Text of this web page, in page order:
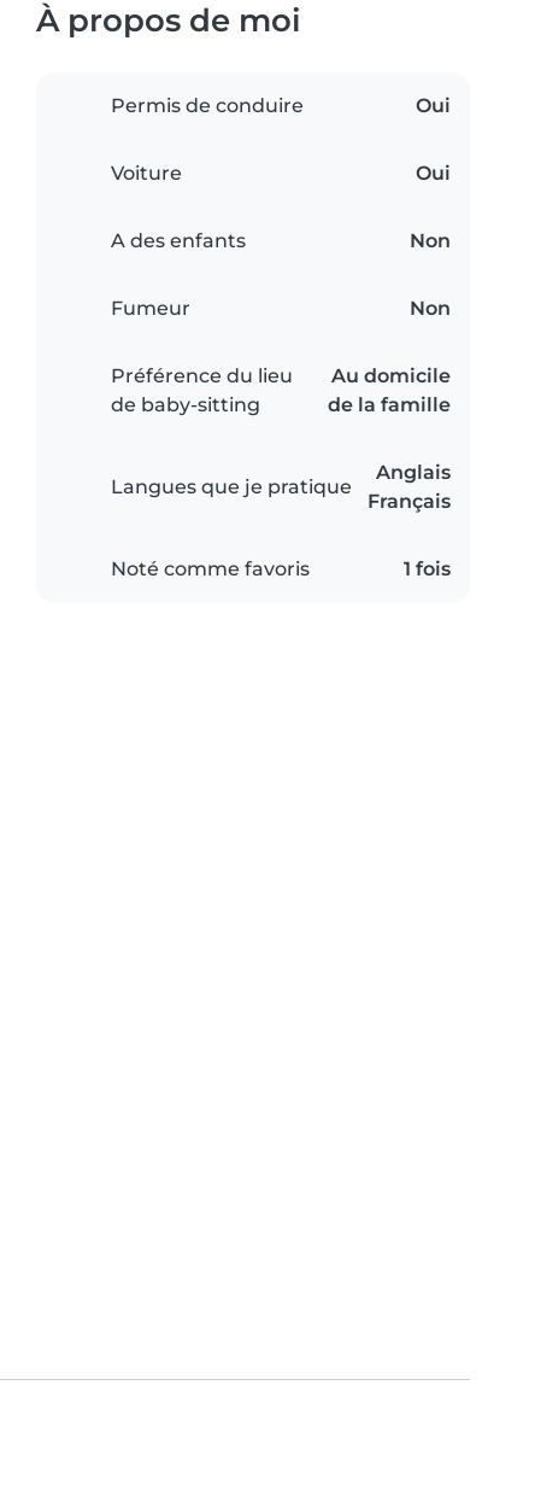
À propos de moi
Permis de conduire Oui
Voiture Oui
A des enfants Non
Fumeur Non
Préférence du lieu
de baby-sitting
Au domicile
de la famille
Langues que je pratique
Anglais
Français
Noté comme favoris 1 fois